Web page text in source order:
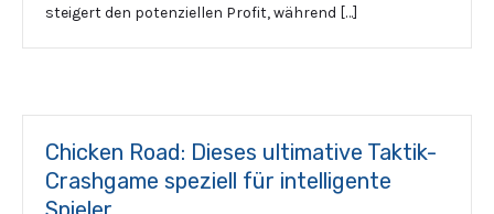
steigert den potenziellen Profit, während […]
Chicken Road: Dieses ultimative Taktik-
Crashgame speziell für intelligente